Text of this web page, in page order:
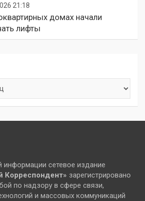
21:18
домах начали
лифты
сетевое издание
Корреспондент» зарегистрировано
по надзору в сфере связи,
и массовых коммуникаций